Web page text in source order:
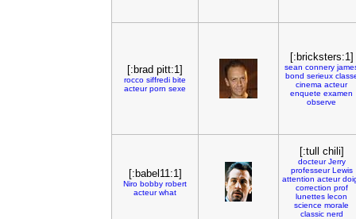
[:brad pitt:1]
rocco siffredi bite
acteur porn sexe
[:bricksters:1]
sean connery
bond serieux
cinema acteur
enquete examen
observe
[:babel11:1]
Niro bobby robert
acteur what
[:tull chili]
docteur Jerry
professeur Lewis
attention acteur
correction prof
lunettes lecon
science morale
classic nerd